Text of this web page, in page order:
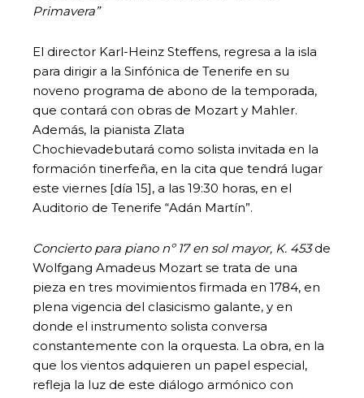
Primavera”
El director Karl-Heinz Steffens, regresa a la isla
para dirigir a la Sinfónica de Tenerife en su
noveno programa de abono de la temporada,
que contará con obras de Mozart y Mahler.
Además, la pianista Zlata
Chochievadebutará como solista invitada en la
formación tinerfeña, en la cita que tendrá lugar
este viernes [día 15], a las 19:30 horas, en el
Auditorio de Tenerife “Adán Martín”.
Concierto para piano nº 17 en sol mayor, K. 453de
Wolfgang Amadeus Mozart se trata de una
pieza en tres movimientos firmada en 1784, en
plena vigencia del clasicismo galante, y en
donde el instrumento solista conversa
constantemente con la orquesta. La obra, en la
que los vientos adquieren un papel especial,
refleja la luz de este diálogo armónico con